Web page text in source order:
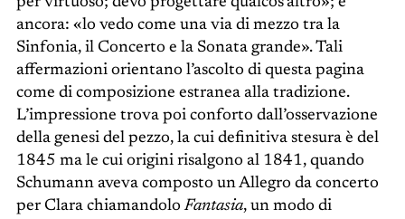
ancora: «lo vedo come una via di mezzo tra la
Sinfonia, il Concerto e la Sonata grande». Tali
affermazioni orientano l’ascolto di questa pagina
come di composizione estranea alla tradizione.
L’impressione trova poi conforto dall’osservazione
della genesi del pezzo, la cui definitiva stesura è del
1845 ma le cui origini risalgono al 1841, quando
Schumann aveva composto un Allegro da concerto
per Clara chiamandoloFantasia, un modo di